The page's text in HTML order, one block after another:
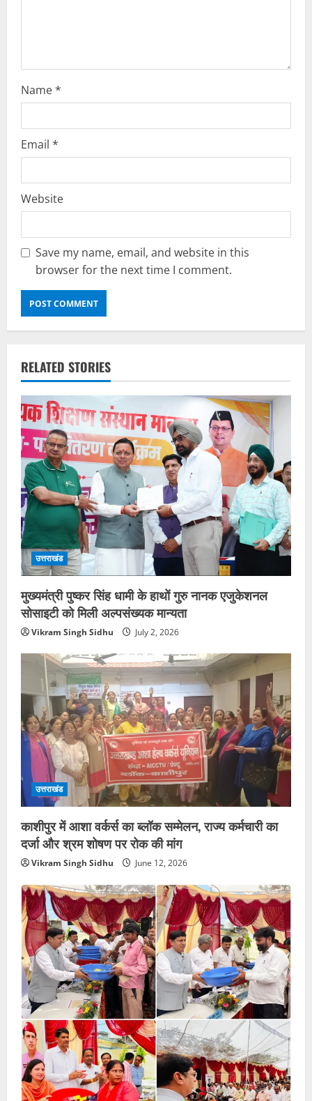
Name*
Email *
Website
Save my name, email, and website in this
browser for the next time I comment.
RELATED STORIES
उत्तराखंड
मुख्यमंत्री पुष्कर सिंह धामी के हाथों गुरु नानक एजुकेशनल
सोसाइटी को मिली अल्पसंख्यक मान्यता
Vikram Singh Sidhu July 2, 2026
उत्तराखंड
काशीपुर में आशा वर्कर्स का ब्लॉक सम्मेलन, राज्य कर्मचारी का
दर्जा और श्रम शोषण पर रोक की मांग
Vikram Singh Sidhu June 12, 2026